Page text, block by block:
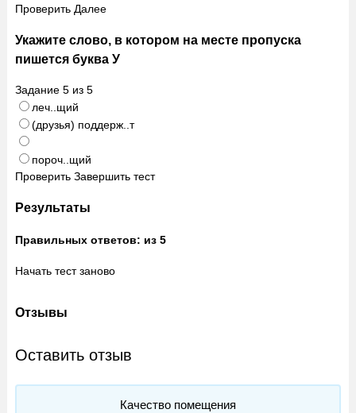
Проверить Далее
Укажите слово, в котором на месте пропуска
пишется буква У
Задание 5из 5
леч..щий
(друзья) поддерж..т
пороч..щий
Проверить Завершить тест
Результаты
Правильных ответов: из 5
Начать тест заново
Отзывы
Оставить отзыв
Качество помещения